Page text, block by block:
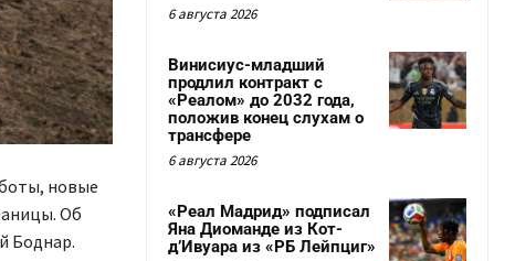
новые
Об
Боднар.
6 августа 2026
Винисиус-младший
продлил контракт с
«Реалом» до 2032 года,
положив конец слухам о
трансфере
6 августа 2026
«Реал Мадрид» подписал
Яна Диоманде из Кот-
д’Ивуара из «РБ Лейпциг»